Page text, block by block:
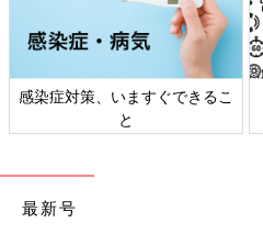
感染症対策、いますぐできるこ
と
最新号